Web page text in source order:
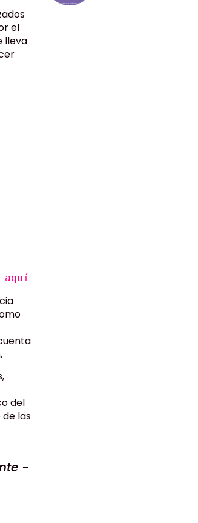
el
lleva
aquí
del
las
-